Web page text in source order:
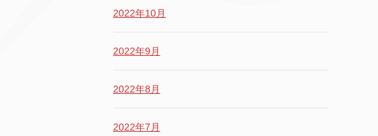
2022年10月
2022年9月
2022年8月
2022年7月